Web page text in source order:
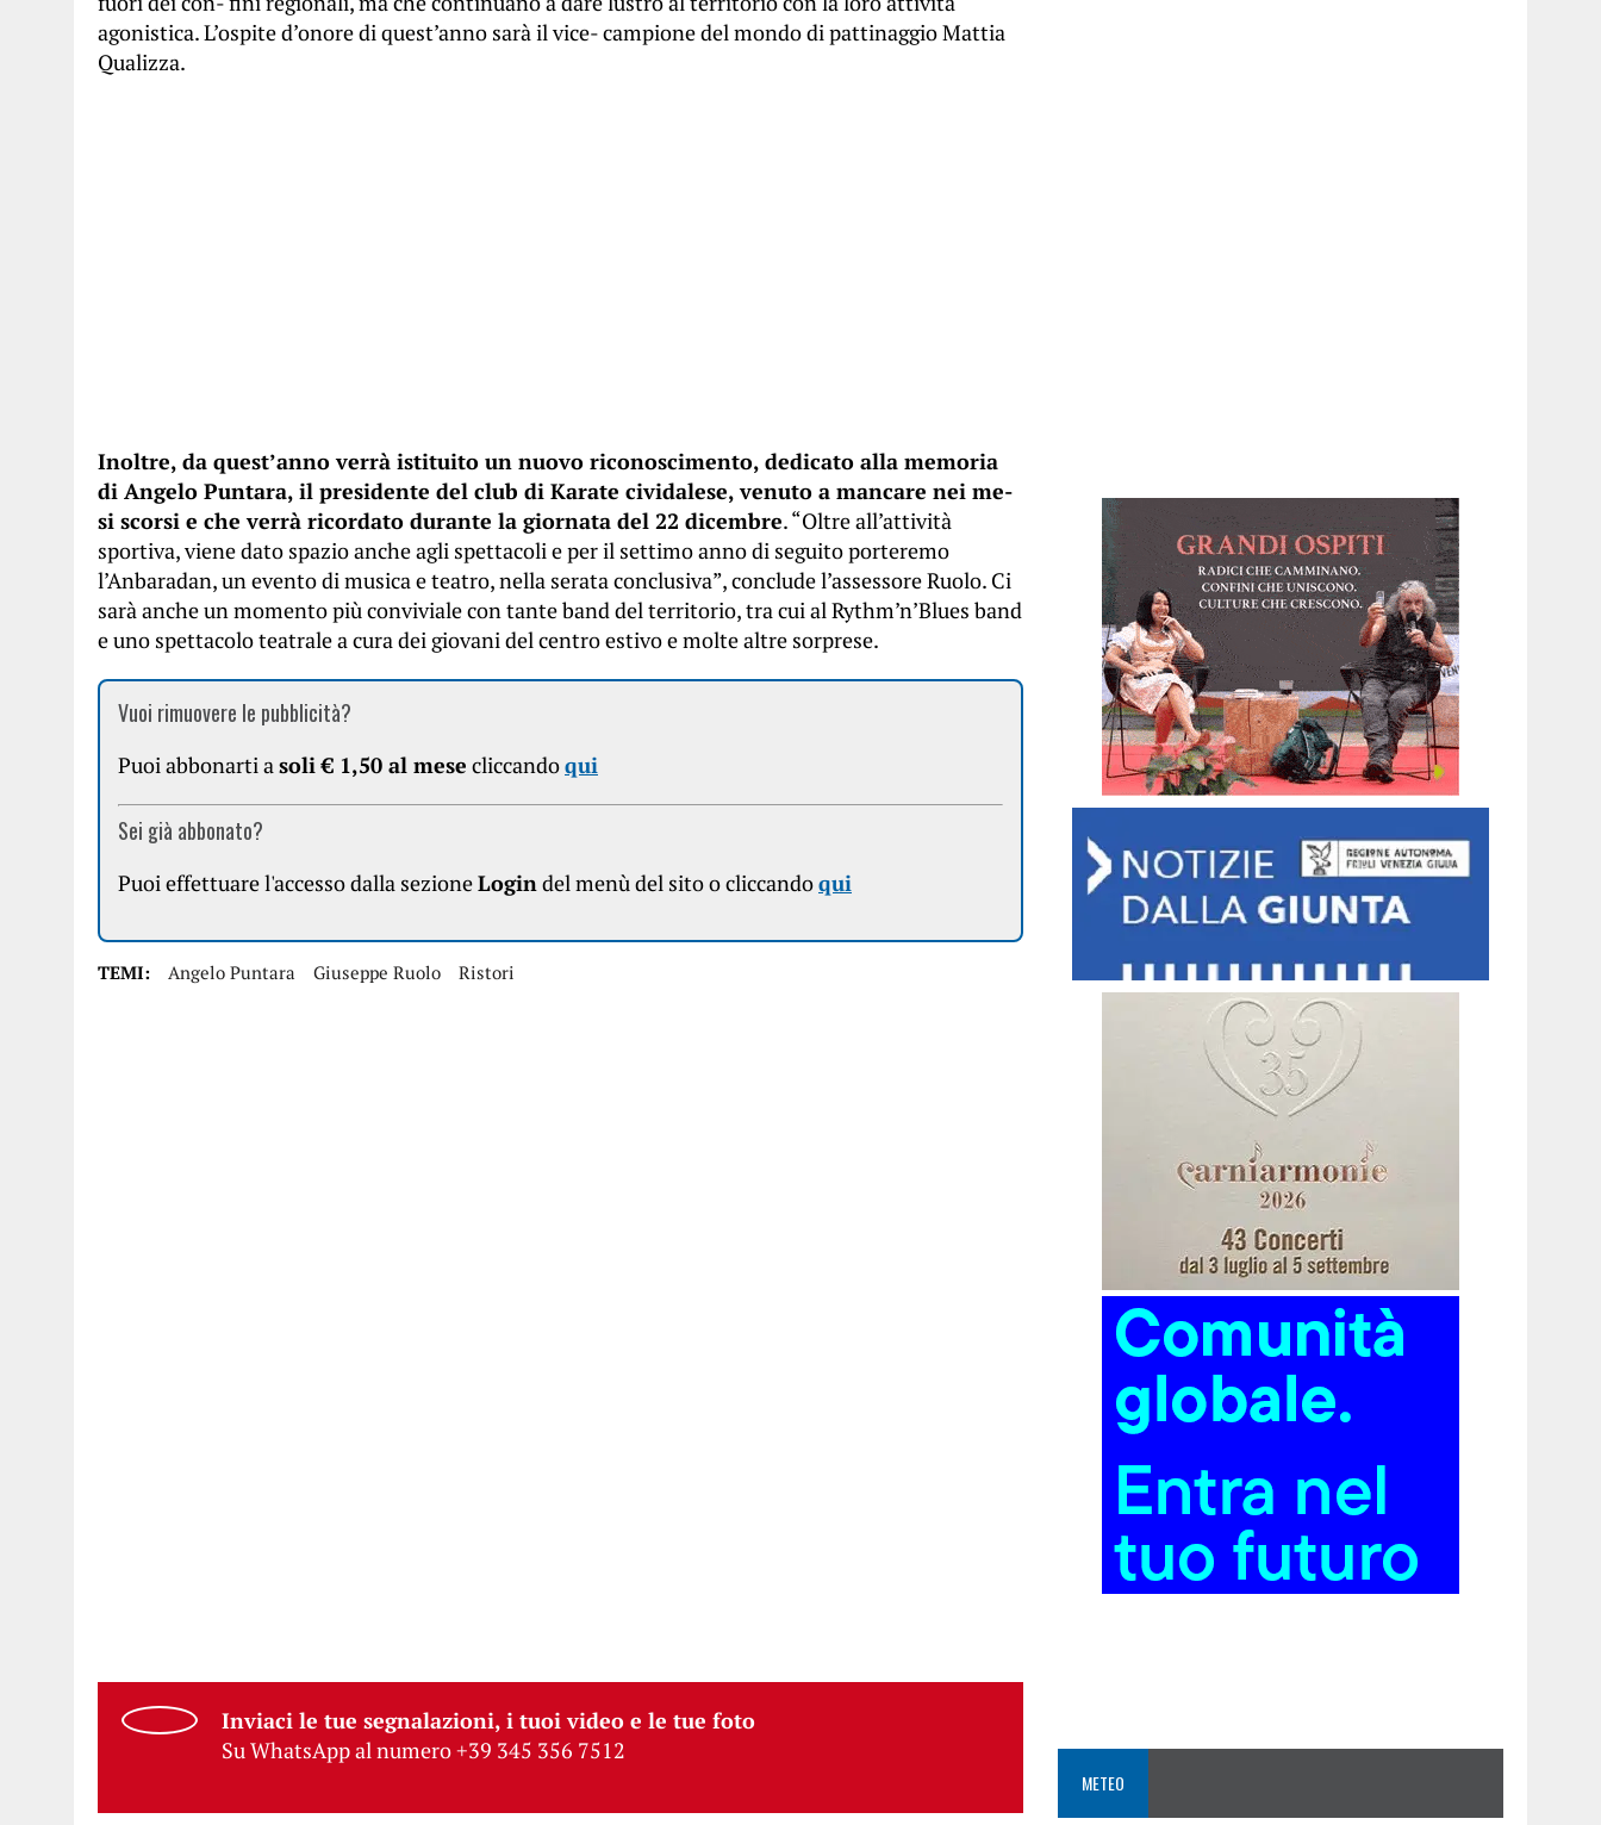
agonistica. L’ospite d’onore di quest’anno sarà il vice- campione del mondo di pattinaggio Mattia
Qualizza.
Inoltre, da quest’anno verrà istituito un nuovo riconoscimento, dedicato alla memoria
di Angelo Puntara, il presidente del club di Karate cividalese, venuto a mancare nei me-
si scorsi e che verrà ricordato durante la giornata del 22 dicembre. “Oltre all’attività
sportiva, viene dato spazio anche agli spettacoli e per il settimo anno di seguito porteremo
l’Anbaradan, un evento di musica e teatro, nella serata conclusiva”, conclude l’assessore Ruolo. Ci
sarà anche un momento più conviviale con tante band del territorio, tra cui al Rythm’n’Blues band
e uno spettacolo teatrale a cura dei giovani del centro estivo e molte altre sorprese.
Vuoi rimuovere le pubblicità?
Puoi abbonarti asoli € 1,50 al mese cliccandoqui
Sei già abbonato?
Puoi effettuare l'accesso dalla sezioneLogindel menù del sito o cliccandoqui
TEMI: Angelo Puntara Giuseppe Ruolo Ristori
Inviaci le tue segnalazioni, i tuoi video e le tue foto
Su WhatsApp al numero +39 345 356 7512
METEO